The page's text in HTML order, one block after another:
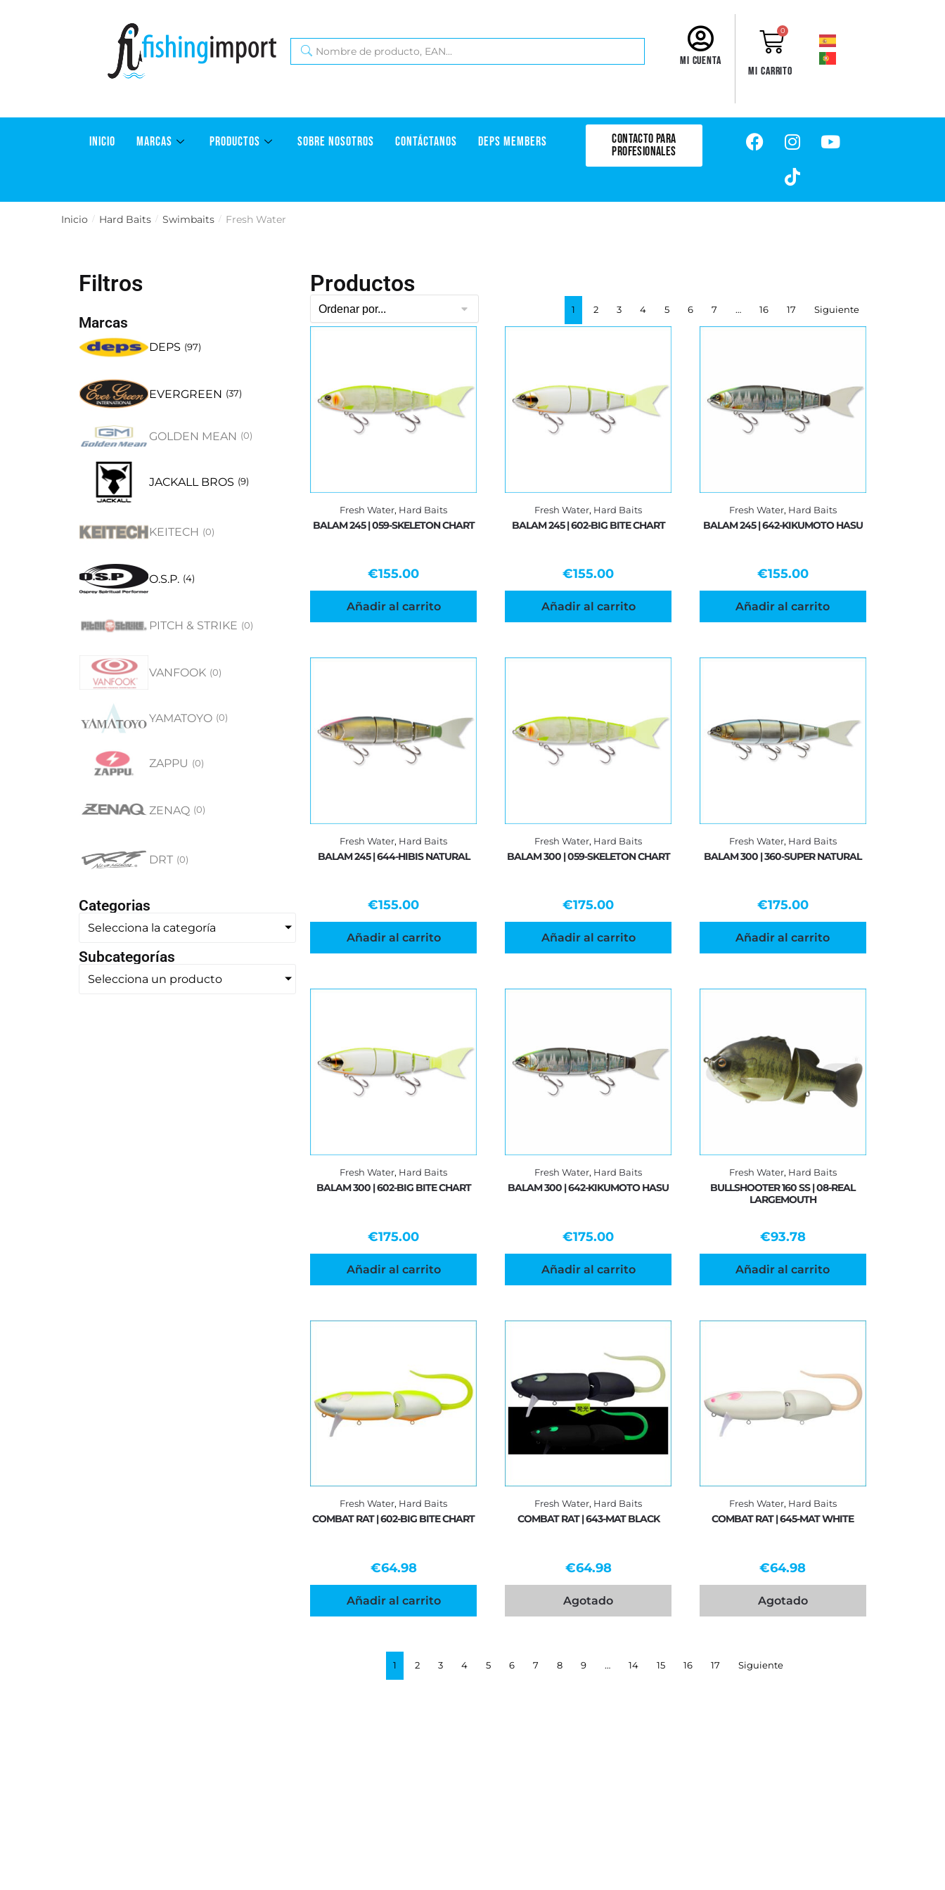
Mi cuenta
0
Mi carrito
INICIO MARCAS PRODUCTOS SOBRE NOSOTROS CONTÁCTANOS DEPS MEMBERS
CONTACTO PARA
PROFESIONALES
Inicio / Hard Baits / Swimbaits / Fresh Water
Filtros
Marcas
DEPS (97)
EVERGREEN (37)
GOLDEN MEAN (0)
JACKALL BROS (9)
KEITECH (0)
O.S.P. (4)
PITCH & STRIKE (0)
VANFOOK (0)
YAMATOYO (0)
ZAPPU (0)
ZENAQ (0)
DRT (0)
Categorias
Selecciona la categoría
Subcategorías
Selecciona un producto
Productos
1 2 3 4 5 6 7 … 16 17 Siguiente
Fresh Water, Hard Baits
BALAM 245 | 059-SKELETON CHART
€155.00
Añadir al carrito
Fresh Water, Hard Baits
BALAM 245 | 602-BIG BITE CHART
€155.00
Añadir al carrito
Fresh Water, Hard Baits
BALAM 245 | 642-KIKUMOTO HASU
€155.00
Añadir al carrito
Fresh Water, Hard Baits
BALAM 245 | 644-HIBIS NATURAL
€155.00
Añadir al carrito
Fresh Water, Hard Baits
BALAM 300 | 059-SKELETON CHART
€175.00
Añadir al carrito
Fresh Water, Hard Baits
BALAM 300 | 360-SUPER NATURAL
€175.00
Añadir al carrito
Fresh Water, Hard Baits
BALAM 300 | 602-BIG BITE CHART
€175.00
Añadir al carrito
Fresh Water, Hard Baits
BALAM 300 | 642-KIKUMOTO HASU
€175.00
Añadir al carrito
Fresh Water, Hard Baits
BULLSHOOTER 160 SS | 08-REAL
LARGEMOUTH
€93.78
Añadir al carrito
Fresh Water, Hard Baits
COMBAT RAT | 602-BIG BITE CHART
€64.98
Añadir al carrito
Fresh Water, Hard Baits
COMBAT RAT | 643-MAT BLACK
€64.98
Agotado
Fresh Water, Hard Baits
COMBAT RAT | 645-MAT WHITE
€64.98
Agotado
1 2 3 4 5 6 7 8 9 … 14 15 16 17 Siguiente